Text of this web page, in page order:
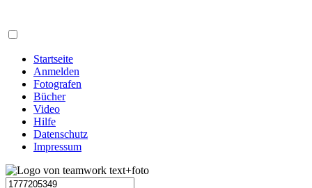
Startseite
Anmelden
Fotografen
Bücher
Video
Hilfe
Datenschutz
Impressum